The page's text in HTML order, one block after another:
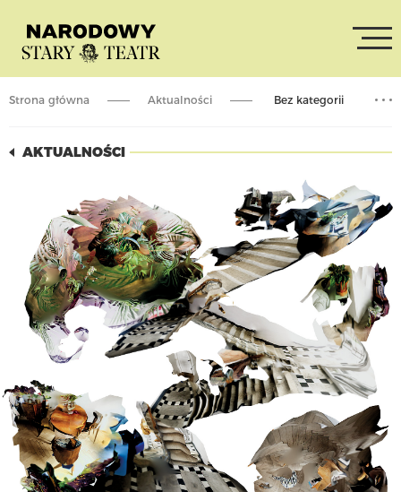
Strona główna Bez kategorii
Aktualności
AKTUALNOŚCI